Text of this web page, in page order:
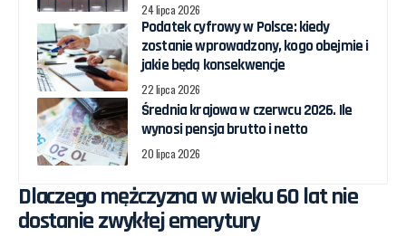
24 lipca 2026
Podatek cyfrowy w Polsce: kiedy
zostanie wprowadzony, kogo obejmie i
jakie będą konsekwencje
22 lipca 2026
Średnia krajowa w czerwcu 2026. Ile
wynosi pensja brutto i netto
20 lipca 2026
Dlaczego mężczyzna w wieku 60 lat nie
dostanie zwykłej emerytury